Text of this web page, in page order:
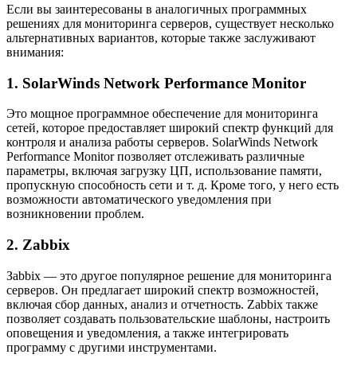
Если вы заинтересованы в аналогичных программных
решениях для мониторинга серверов, существует несколько
альтернативных вариантов, которые также заслуживают
внимания:
1. SolarWinds Network Performance Monitor
Это мощное программное обеспечение для мониторинга
сетей, которое предоставляет широкий спектр функций для
контроля и анализа работы серверов. SolarWinds Network
Performance Monitor позволяет отслеживать различные
параметры, включая загрузку ЦП, использование памяти,
пропускную способность сети и т. д. Кроме того, у него есть
возможности автоматического уведомления при
возникновении проблем.
2. Zabbix
Зabbix — это другое популярное решение для мониторинга
серверов. Он предлагает широкий спектр возможностей,
включая сбор данных, анализ и отчетность. Zabbix также
позволяет создавать пользовательские шаблоны, настроить
оповещения и уведомления, а также интегрировать
программу с другими инструментами.